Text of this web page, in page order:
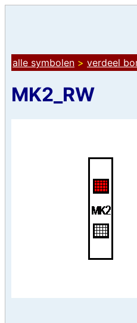
alle symbolen > verdeel
MK2_RW